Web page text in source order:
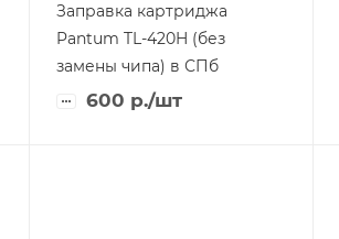
Заправка картриджа
Pantum TL-420H (без
замены чипа) в СПб
600 р./шт